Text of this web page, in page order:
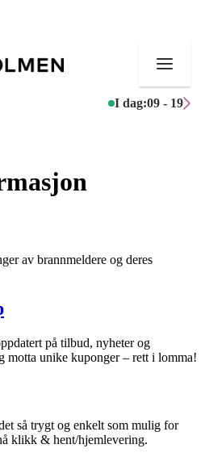
I dag:09 - 19
av brannmeldere og deres
på tilbud, nyheter og
motta unike kuponger – rett i lomma!
så trygt og enkelt som mulig for
klikk & hent/hjemlevering.